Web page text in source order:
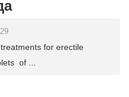
for erectile
of ...